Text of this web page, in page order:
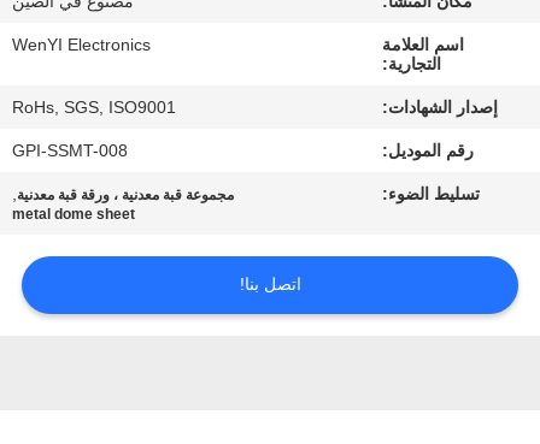
مراقبة
الجودة
اطلب
اقتباس
اسم العلامة
التجارية:
WenYI Electronics
إصدار الشهادات: RoHs, SGS, ISO9001
رقم الموديل: GPI-SSMT-008
تسليط الضوء: مجموعة قبة معدنية ، ورقة قبة معدنية,
metal dome sheet
اتصل بنا!